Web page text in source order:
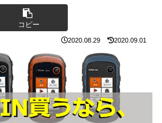
コピー
2020.08.29 2020.09.01